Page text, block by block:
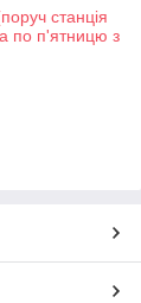
станція
по п'ятницю з